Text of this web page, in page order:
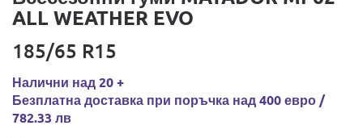
ALL WEATHER EVO
185/65 R15
Налични над 20 +
Безплатна доставка при поръчка над 400 евро /
782.33 лв